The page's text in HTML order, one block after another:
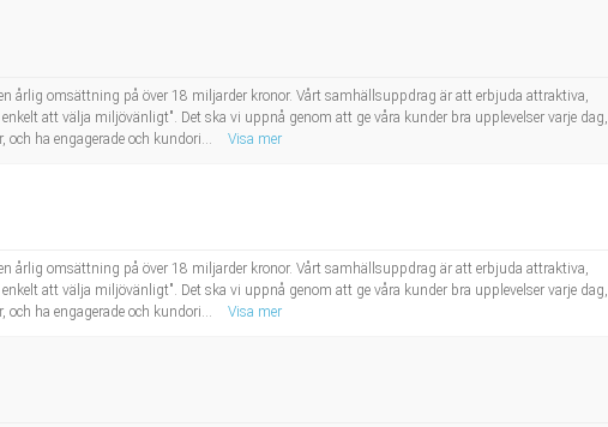
årlig omsättning på över 18 miljarder kronor. Vårt samhällsuppdrag är att erbjuda attraktiva,
att välja miljövänligt". Det ska vi uppnå genom att ge våra kunder bra upplevelser varje dag,
ha engagerade och kundori...
Visa mer
årlig omsättning på över 18 miljarder kronor. Vårt samhällsuppdrag är att erbjuda attraktiva,
att välja miljövänligt". Det ska vi uppnå genom att ge våra kunder bra upplevelser varje dag,
ha engagerade och kundori...
Visa mer